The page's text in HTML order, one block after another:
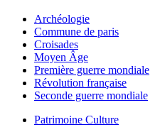
Archéologie
Commune de paris
Croisades
Moyen Âge
Première guerre mondiale
Révolution française
Seconde guerre mondiale
Patrimoine Culture